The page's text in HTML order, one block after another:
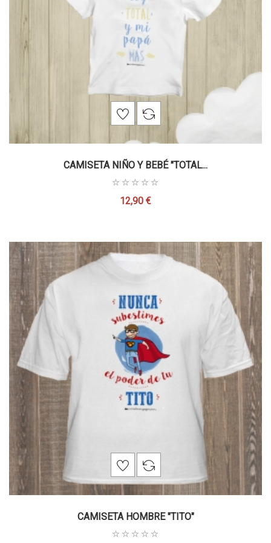
CAMISETA NIÑO Y BEBÉ "TOTAL...
Precio
12,90 €
CAMISETA HOMBRE "TITO"